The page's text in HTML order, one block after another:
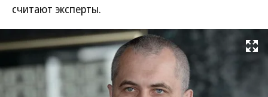
считают эксперты.
Развернуть